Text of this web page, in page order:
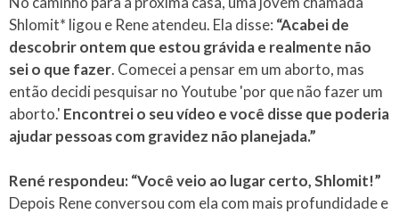
Shlomit* ligou e Rene atendeu. Ela disse: “Acabei de
descobrir ontem que estou grávida e realmente não
sei o que fazer. Comecei a pensar em um aborto, mas
então decidi pesquisar no Youtube 'por que não fazer um
aborto.' Encontrei o seu vídeo e você disse que poderia
ajudar pessoas com gravidez não planejada.”
René respondeu: “Você veio ao lugar certo, Shlomit!”
Depois Rene conversou com ela com mais profundidade e